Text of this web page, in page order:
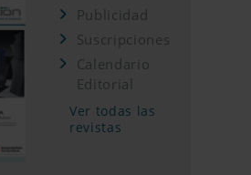
Publicidad
Suscripciones
Calendario
Editorial
Ver todas las
revistas